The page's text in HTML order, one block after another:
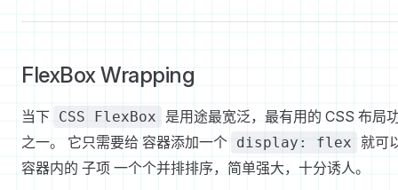
FlexBox Wrapping
当下 CSS FlexBox
是用途最宽泛，最有用的 CSS 布局
之一。 它只需要给 容器添加一个 display: flex 就可
容器内的 子项 一个个并排排序，简单强大，十分诱人。